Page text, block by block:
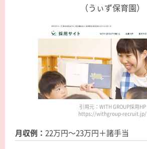
（うぃず保育園）
引用元：WITH GROUP採用HP
https://withgroup-recruit.jp/
月収例： 22万円～23万円＋諸手当